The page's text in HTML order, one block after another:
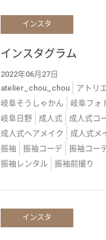
インスタ
インスタグラム
2022年06月27日
atelier_chou_chou
アトリ
岐阜そうしゃかん
岐阜フォ
岐阜日野
成人式 成人式コ
成人式ヘアメイク
成人式メ
振袖
振袖コーデ 振袖コー
振袖レンタル
振袖前撮り
インスタ